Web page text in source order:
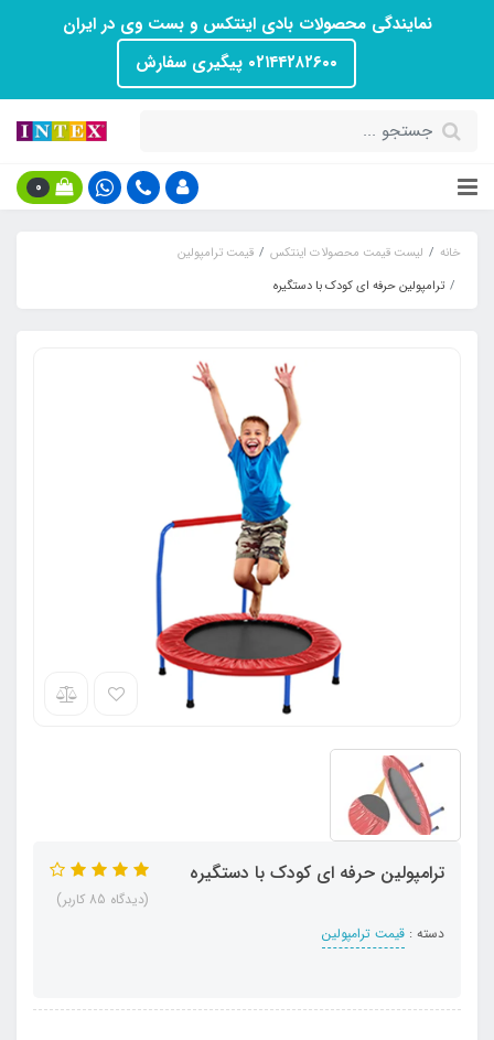
نمایندگی محصولات بادی اینتکس و بست وی در ایران
۰۲۱۴۴۲۸۲۶۰۰ پیگیری سفارش
0
خانه لیست قیمت محصولات اینتکس
قیمت ترامپولین
ترامپولین حرفه ای کودک با دستگیره
ترامپولین حرفه ای کودک با دستگیره
دسته : قیمت ترامپولین
(دیدگاه 85 کاربر)